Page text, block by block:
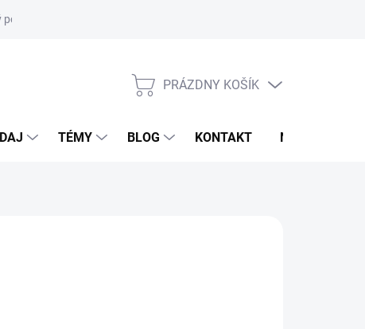
NÁKUPNÝ
PRÁZDNY KOŠÍK
TÉMY BLOG KONTAKT NOVINKY